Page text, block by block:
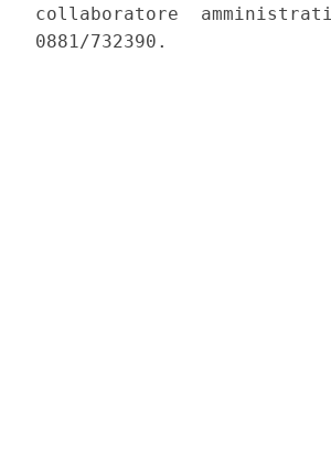
collaboratore
0881/732390.